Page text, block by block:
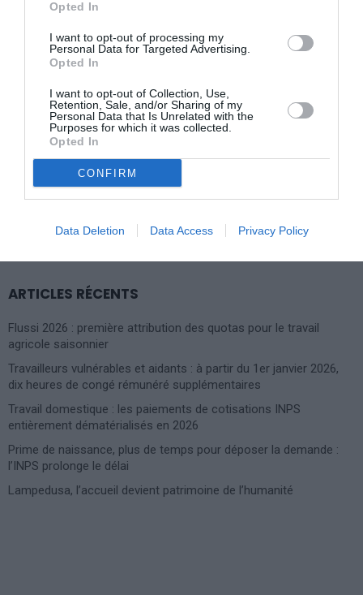
Opted In
I want to opt-out of processing my
Personal Data for Targeted Advertising.
Opted In
I want to opt-out of Collection, Use,
Retention, Sale, and/or Sharing of my
Personal Data that Is Unrelated with the
Purposes for which it was collected.
Opted In
CONFIRM
Data Deletion Data Access Privacy Policy
Previous article
COTE D’IVOIRE: Les élections locales
Next article
SERENA WILLIAMS: La tenniswoman
noire américaine reste la n°1 au
Classement WTA!
ARTICLES RÉCENTS
Flussi 2026 : première attribution des quotas pour le travail
agricole saisonnier
Travailleurs vulnérables et aidants : à partir du 1er janvier 2026,
dix heures de congé rémunéré supplémentaires
Travail domestique : les paiements de cotisations INPS
entièrement dématérialisés en 2026
Prime de naissance, plus de temps pour déposer la demande :
l’INPS prolonge le délai
Lampedusa, l’accueil devient patrimoine de l’humanité